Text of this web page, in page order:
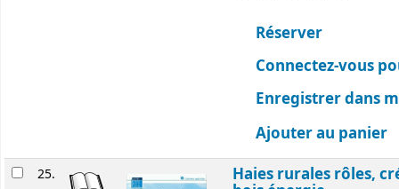
Réserver
Connectez-vous
Enregistrer dans
Ajouter au panier
25. Haies rurales rôles,